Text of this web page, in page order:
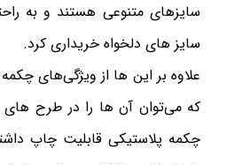
سایزهای متنوعی هستند و به
سایز های دلخواه خریداری کرد.
علاوه بر این ها از ویژگی‌های
که می‌توان آن ها را در طرح های
چکمه پلاستیکی قابلیت چاپ